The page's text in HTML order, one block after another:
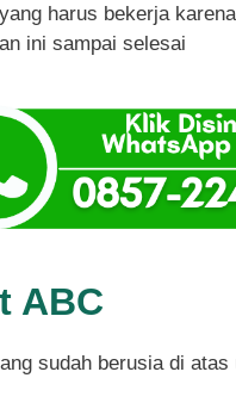
harus bekerja
ini sampai selesai
ABC
sudah berusia di